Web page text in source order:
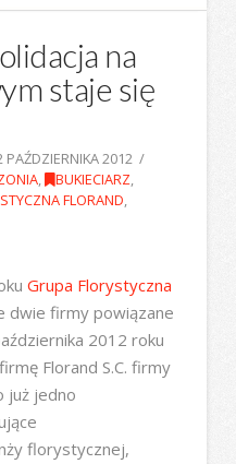
na
staje się
PAŹDZIERNIKA 2012
, BUKIECIARZ,
FLORAND,
Grupa Florystyczna
dwie firmy powiązane
2012 roku
Florand S.C. firmy
już jedno
florystycznej,